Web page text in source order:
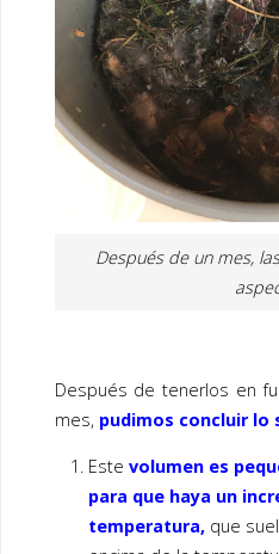
Después de un mes,
Después de tenerlos en
mes, pudimos concluir lo
Estevolumen es
para que haya un
temperatura, que